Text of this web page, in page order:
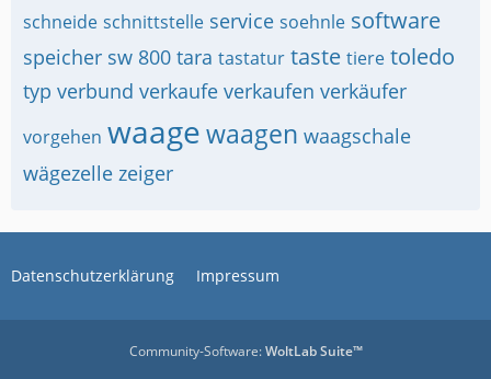
schneide schnittstelle service soehnle software
speicher sw 800 tara tastatur taste tiere toledo
typ verbund verkaufe verkaufen verkäufer
vorgehen waagewaagen waagschale
wägezelle zeiger
Datenschutzerklärung Impressum
Community-Software:WoltLab Suite™